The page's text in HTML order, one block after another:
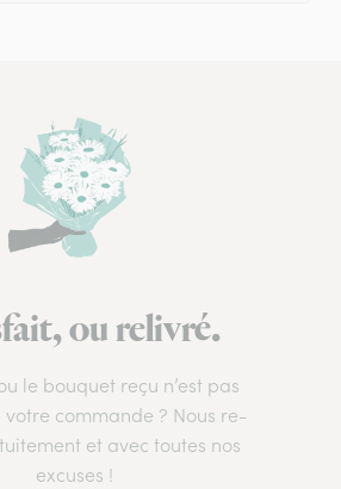
ou relivré.
le bouquet reçu n’est pas
commande ? Nous re-
et avec toutes nos
excuses !